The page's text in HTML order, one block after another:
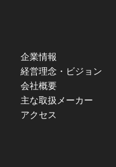
企業情報
経営理念・ビジョン
会社概要
主な取扱メーカー
アクセス